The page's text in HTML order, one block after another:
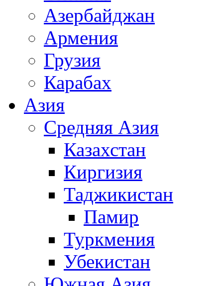
Азербайджан
Армения
Грузия
Карабах
Азия
Средняя Азия
Казахстан
Киргизия
Таджикистан
Памир
Туркмения
Убекистан